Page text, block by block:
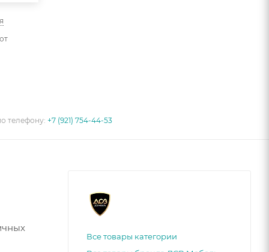
телефону:+7 (921) 754-44-53
Все товары категории